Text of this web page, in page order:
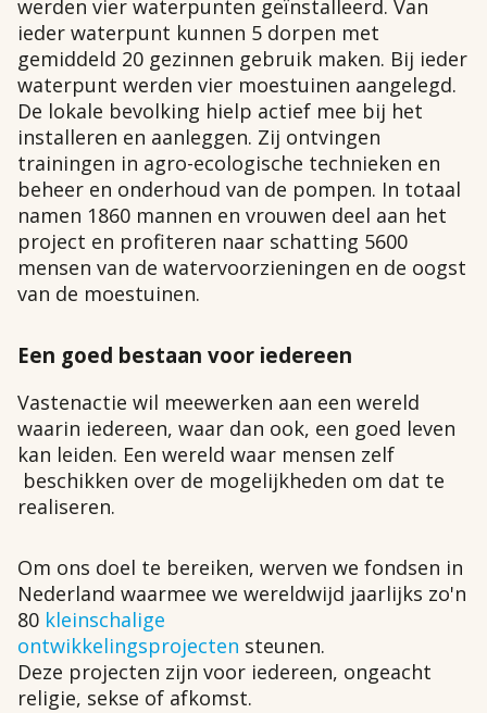
werden vier waterpunten geïnstalleerd. Van
ieder waterpunt kunnen 5 dorpen met
gemiddeld 20 gezinnen gebruik maken. Bij ieder
waterpunt werden vier moestuinen aangelegd.
De lokale bevolking hielp actief mee bij het
installeren en aanleggen. Zij ontvingen
trainingen in agro-ecologische technieken en
beheer en onderhoud van de pompen. In totaal
namen 1860 mannen en vrouwen deel aan het
project en profiteren naar schatting 5600
mensen van de watervoorzieningen en de oogst
van de moestuinen.
Een goed bestaan voor iedereen
Vastenactie wil meewerken aan een wereld
waarin iedereen, waar dan ook, een goed leven
kan leiden. Een wereld waar mensen zelf
beschikken over de mogelijkheden om dat te
realiseren.
Om ons doel te bereiken, werven we fondsen in
Nederland waarmee we wereldwijd jaarlijks zo'n
80 kleinschalige
ontwikkelingsprojecten steunen.
Deze projecten zijn voor iedereen, ongeacht
religie, sekse of afkomst.